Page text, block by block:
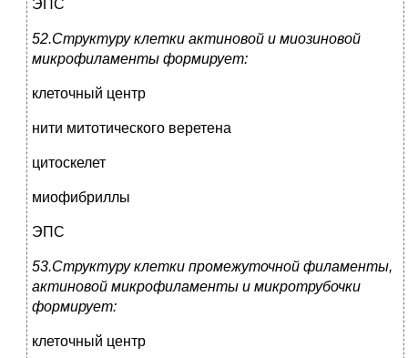
ЭПС
52.Структуру клетки актиновой и миозиновой
микрофиламенты формирует:
клеточный центр
нити митотического веретена
цитоскелет
миофибриллы
ЭПС
53.Структуру клетки промежуточной филаменты,
актиновой микрофиламенты и микротрубочки
формирует:
клеточный центр